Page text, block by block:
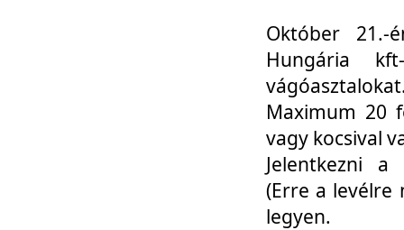
Október 21.-
Hungária
Maximum 20
vagy kocsival
Jelentkezni a
(Erre a levélre
legyen.